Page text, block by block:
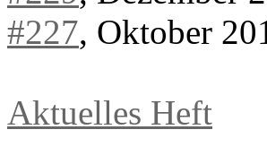
#227, Oktober
Aktuelles Heft